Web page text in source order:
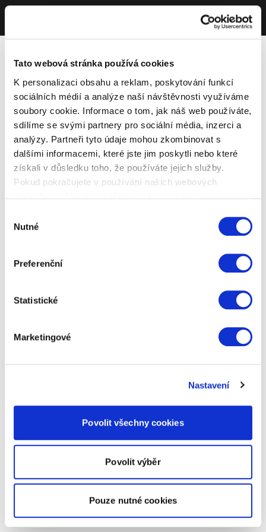
Tato webová stránka používá cookies
K personalizaci obsahu a reklam, poskytování funkcí
sociálních médií a analýze naší návštěvnosti využíváme
soubory cookie. Informace o tom, jak náš web používáte,
sdílíme se svými partnery pro sociální média, inzerci a
analýzy. Partneři tyto údaje mohou zkombinovat s
dalšími informacemi, které jste jim poskytli nebo které
získali v důsledku toho, že používáte jejich služby.
Pokud pokračujete v používání našich webových
souhlasu
Nutné
Preferenční
Statistické
Marketingové
Nastavení
Povolit všechny cookies
Povolit výběr
Pouze nutné cookies